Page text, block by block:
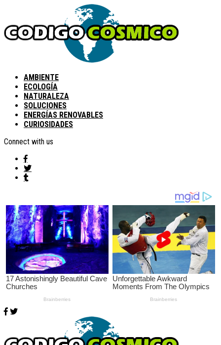
AMBIENTE
ECOLOGÍA
NATURALEZA
SOLUCIONES
ENERGÍAS RENOVABLES
CURIOSIDADES
Connect with us